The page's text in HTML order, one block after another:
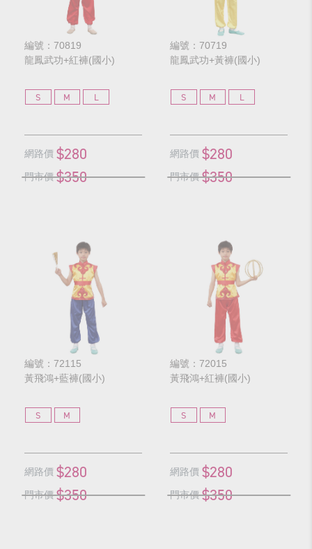
編號：70819
龍鳳武功+紅褲(國小)
S M L
網路價 $280
門市價 $350
編號：70719
龍鳳武功+黃褲(國小)
S M L
網路價 $280
門市價 $350
編號：72115
黃飛鴻+藍褲(國小)
S M
網路價 $280
門市價 $350
編號：72015
黃飛鴻+紅褲(國小)
S M
網路價 $280
門市價 $350